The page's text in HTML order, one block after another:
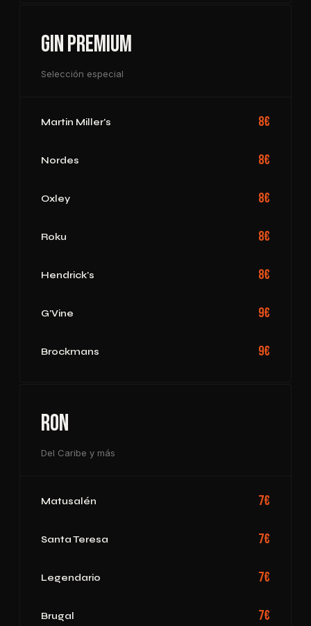
Gin Premium
Selección especial
Martin Miller's 8€
Nordes 8€
Oxley 8€
Roku 8€
Hendrick's 8€
G'Vine 9€
Brockmans 9€
Ron
Del Caribe y más
Matusalén 7€
Santa Teresa 7€
Legendario 7€
Brugal 7€